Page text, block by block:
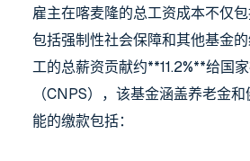
雇主在喀麦隆的总工资成本不仅
包括强制性社会保障和其他基金
工的总薪资贡献约**11.2%**给国
（CNPS），该基金涵盖养老金
能的缴款包括：